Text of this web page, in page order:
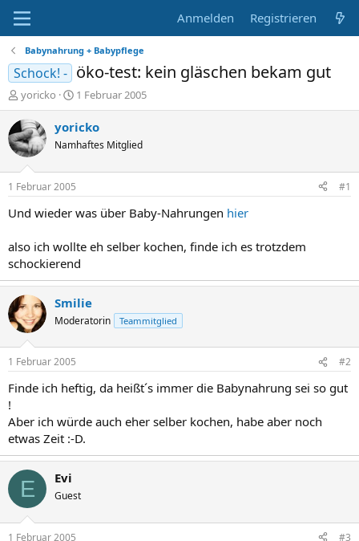
Anmelden Registrieren
Babynahrung + Babypflege
Schock! - öko-test: kein gläschen bekam gut
E
r
s
t
e
l
e
r
yoricko
E
r
s
t
e
t
a
1 Februar 2005
yoricko
Namhaftes Mitglied
1 Februar 2005 #1
Und wieder was über Baby-Nahrungen hier
also ich wollte eh selber kochen, finde ich es trotzdem
schockierend
Smilie
Moderatorin Teammitglied
1 Februar 2005 #2
Finde ich heftig, da heißt´s immer die Babynahrung sei so gut
!
Aber ich würde auch eher selber kochen, habe aber noch
etwas Zeit :-D.
E Evi
Guest
1 Februar 2005 #3